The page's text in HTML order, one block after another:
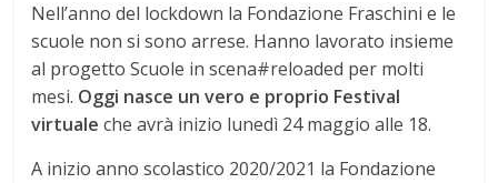
Nell’anno del lockdown la Fondazione Fraschini e le
scuole non si sono arrese. Hanno lavorato insieme
al progetto Scuole in scena#reloaded per molti
mesi. Oggi nasce un vero e proprio Festival
virtualeche avrà inizio lunedì 24 maggio alle 18.
A inizio anno scolastico 2020/2021 la Fondazione